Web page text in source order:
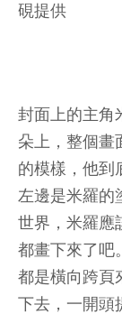
硯提供
封面上的主角
朵上，整個畫
的模樣，他到
左邊是米羅的
世界，米羅應
都畫下來了吧
都是橫向跨頁
下去，一開頭